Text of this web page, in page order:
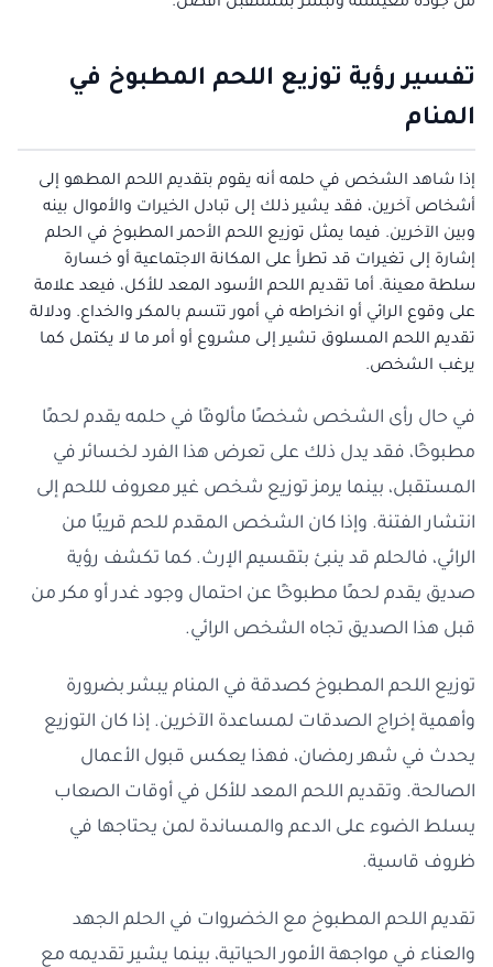
تفسير رؤية توزيع اللحم المطبوخ في
المنام
إذا شاهد الشخص في حلمه أنه يقوم بتقديم اللحم المطهو إلى
أشخاص آخرين، فقد يشير ذلك إلى تبادل الخيرات والأموال بينه
وبين الآخرين. فيما يمثل توزيع اللحم الأحمر المطبوخ في الحلم
إشارة إلى تغيرات قد تطرأ على المكانة الاجتماعية أو خسارة
سلطة معينة. أما تقديم اللحم الأسود المعد للأكل، فيعد علامة
على وقوع الرائي أو انخراطه في أمور تتسم بالمكر والخداع. ودلالة
تقديم اللحم المسلوق تشير إلى مشروع أو أمر ما لا يكتمل كما
يرغب الشخص.
في حال رأى الشخص شخصًا مألوفًا في حلمه يقدم لحمًا
مطبوخًا، فقد يدل ذلك على تعرض هذا الفرد لخسائر في
المستقبل، بينما يرمز توزيع شخص غير معروف لللحم إلى
انتشار الفتنة. وإذا كان الشخص المقدم للحم قريبًا من
الرائي، فالحلم قد ينبئ بتقسيم الإرث. كما تكشف رؤية
صديق يقدم لحمًا مطبوخًا عن احتمال وجود غدر أو مكر من
قبل هذا الصديق تجاه الشخص الرائي.
توزيع اللحم المطبوخ كصدقة في المنام يبشر بضرورة
وأهمية إخراج الصدقات لمساعدة الآخرين. إذا كان التوزيع
يحدث في شهر رمضان، فهذا يعكس قبول الأعمال
الصالحة. وتقديم اللحم المعد للأكل في أوقات الصعاب
يسلط الضوء على الدعم والمساندة لمن يحتاجها في
ظروف قاسية.
تقديم اللحم المطبوخ مع الخضروات في الحلم الجهد
والعناء في مواجهة الأمور الحياتية، بينما يشير تقديمه مع